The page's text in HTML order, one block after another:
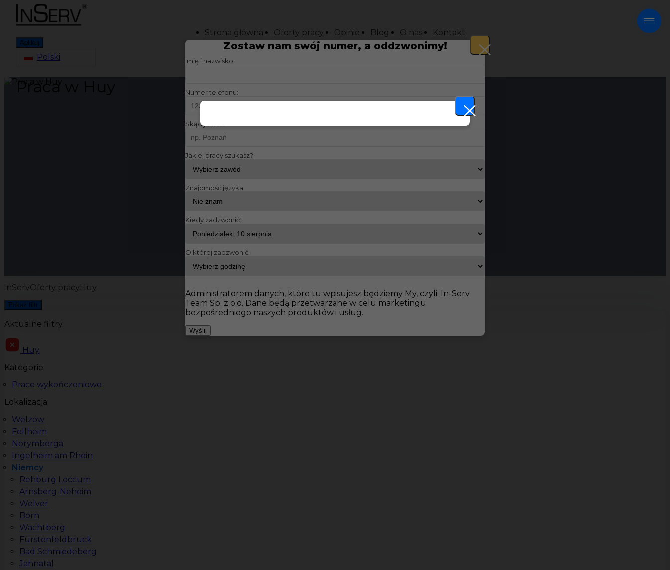
Strona główna Oferty pracy Opinie Blog O nas Kontakt
Aplikuj
Polski
InServOferty pracy Huy
Pokaż filtr
Aktualne filtry
Huy
Kategorie
Prace wykończeniowe
Lokalizacja
Welzow
Fellheim
Norymberga
Ingelheim am Rhein
Niemcy
Rehburg Loccum
Arnsberg-Neheim
Welver
Born
Wachtberg
Fürstenfeldbruck
Bad Schmiedeberg
Jahnatal
Zostaw nam swój numer, a oddzwonimy!
Imię i nazwisko
Numer telefonu:
Skąd jesteś?:
Jakiej pracy szukasz?
Znajomość języka
Kiedy zadzwonić:
O której zadzwonić:
Administratorem danych, które tu wpisujesz będziemy My, czyli: In-Serv
Team Sp. z o.o. Dane będą przetwarzane w celu marketingu
bezpośredniego naszych produktów i usług.
Wyślij